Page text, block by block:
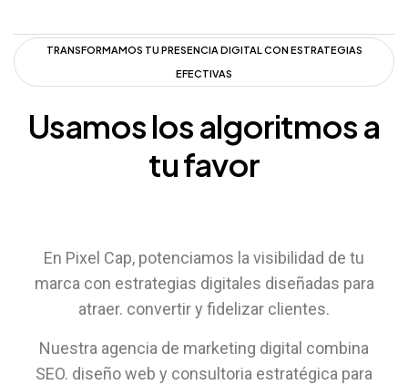
TRANSFORMAMOS TU PRESENCIA DIGITAL CON ESTRATEGIAS
EFECTIVAS
Usamoslosalgoritmosa
tufavor
En Pixel Cap, potenciamos la visibilidad de tu
marca con estrategias digitales diseñadas para
atraer. convertir y fidelizar clientes.
Nuestra agencia de marketing digital combina
SEO. diseño web y consultoria estratégica para